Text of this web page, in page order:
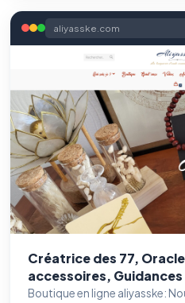
aliyasske.com
Créatrice des 77,
accessoires,
divinatoire
Boutique en ligne aliyasske: